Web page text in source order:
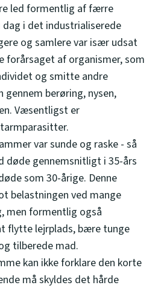
led formentlig af færre
i det industrialiserede
og samlere var især udsat
forårsaget af organismer, som
og smitte andre
berøring, nysen,
Væsentligst er
var sunde og raske - så
døde gennemsnitligt i 35-års
som 30-årige. Denne
belastningen ved mange
men formentlig også
flytte lejrplads, bære tunge
tilberede mad.
kan ikke forklare den korte
må skyldes det hårde